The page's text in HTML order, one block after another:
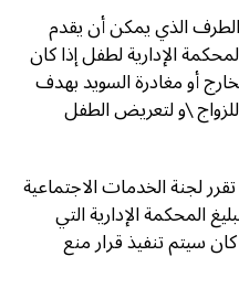
الذي يمكن أن يقدم
الإدارية لطفل إذا كان
أو مغادرة السويد بهدف
للزواج \و لتعريض الطفل
لجنة الخدمات الاجتماعية
المحكمة الإدارية التي
سيتم تنفيذ قرار منع